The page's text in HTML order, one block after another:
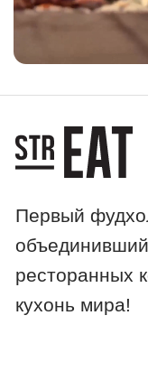
Первый фудхолл в
кухонь мира!
можно с питомцами
Мы находимся в ТЦ
ул. Ленинская